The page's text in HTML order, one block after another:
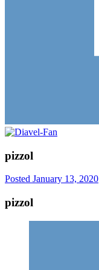
pizzol
Posted January 13, 2020
pizzol